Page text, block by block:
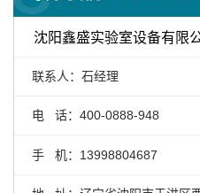
沈阳鑫盛实验室设备有限
联系人：石经理
电 话：400-0888-948
手 机：13998804687